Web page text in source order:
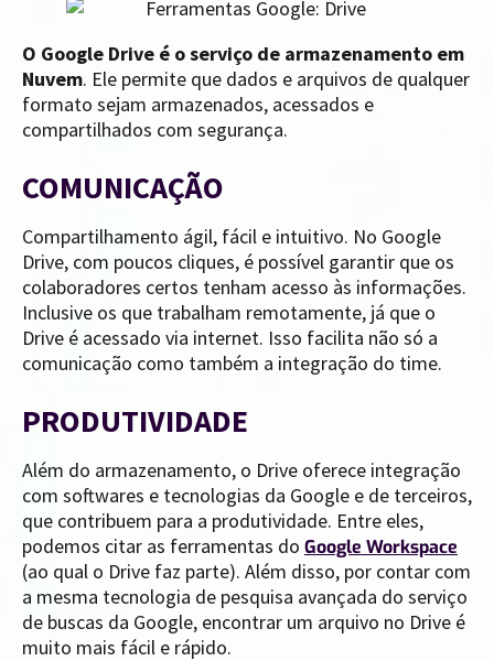
O Google Drive é o serviço de armazenamento em
Nuvem. Ele permite que dados e arquivos de qualquer
formato sejam armazenados, acessados e
compartilhados com segurança.
COMUNICAÇÃO
Compartilhamento ágil, fácil e intuitivo. No Google
Drive, com poucos cliques, é possível garantir que os
colaboradores certos tenham acesso às informações.
Inclusive os que trabalham remotamente, já que o
Drive é acessado via internet. Isso facilita não só a
comunicação como também a integração do time.
PRODUTIVIDADE
Além do armazenamento, o Drive oferece integração
com softwares e tecnologias da Google e de terceiros,
que contribuem para a produtividade. Entre eles,
podemos citar as ferramentas do Google Workspace
(ao qual o Drive faz parte). Além disso, por contar com
a mesma tecnologia de pesquisa avançada do serviço
de buscas da Google, encontrar um arquivo no Drive é
muito mais fácil e rápido.